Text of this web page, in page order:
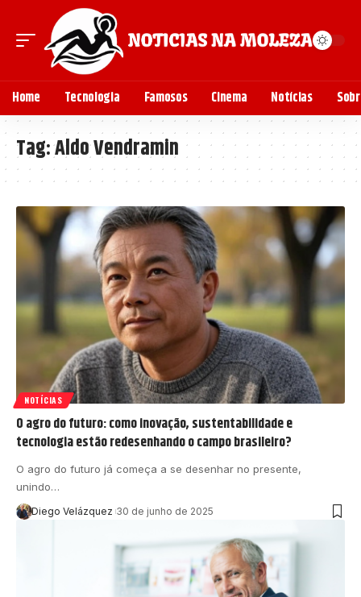
Home Tecnologia Famosos Cinema Notícias
Tag:Aldo Vendramin
NOTÍCIAS
O agro do futuro: como inovação, sustentabilidade e
tecnologia estão redesenhando o campo brasileiro?
O agro do futuro já começa a se desenhar no presente,
unindo…
Diego Velázquez 30 de junho de 2025